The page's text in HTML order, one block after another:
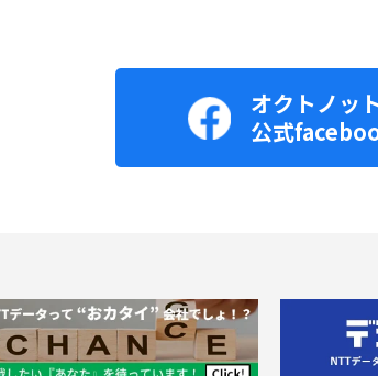
オクトノット
公式